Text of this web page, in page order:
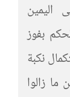
اليمين
بفوز
نكبة
ما زالوا